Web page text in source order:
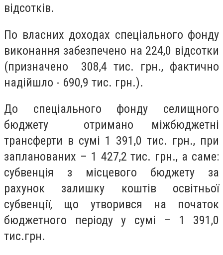
відсотків.
По власних доходах спеціального фонду
виконання забезпечено на 224,0 відсотки
(призначено 308,4 тис. грн., фактично
надійшло - 690,9 тис. грн.).
До спеціального фонду селищного
бюджету отримано міжбюджетні
трансферти в сумі 1 391,0 тис. грн., при
запланованих – 1 427,2 тис. грн., а саме:
субвенція з місцевого бюджету за
рахунок залишку коштів освітньої
субвенції, що утворився на початок
бюджетного періоду у сумі – 1 391,0
тис.грн.